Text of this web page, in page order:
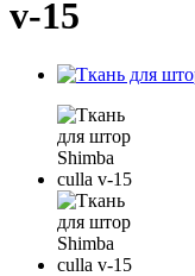
v-15